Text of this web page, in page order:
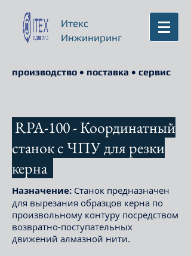
производство • поставка • сервис
Итекс
Инжиниринг
RPA-100 - Координатный
станок с ЧПУ для резки
керна
Назначение: Станок предназначен
для вырезания образцов керна по
произвольному контуру посредством
возвратно-поступательных
движений алмазной нити.